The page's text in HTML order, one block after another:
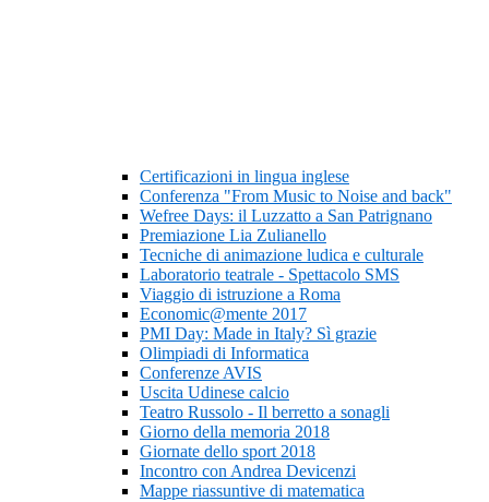
Certificazioni in lingua inglese
Conferenza "From Music to Noise and back"
Wefree Days: il Luzzatto a San Patrignano
Premiazione Lia Zulianello
Tecniche di animazione ludica e culturale
Laboratorio teatrale - Spettacolo SMS
Viaggio di istruzione a Roma
Economic@mente 2017
PMI Day: Made in Italy? Sì grazie
Olimpiadi di Informatica
Conferenze AVIS
Uscita Udinese calcio
Teatro Russolo - Il berretto a sonagli
Giorno della memoria 2018
Giornate dello sport 2018
Incontro con Andrea Devicenzi
Mappe riassuntive di matematica